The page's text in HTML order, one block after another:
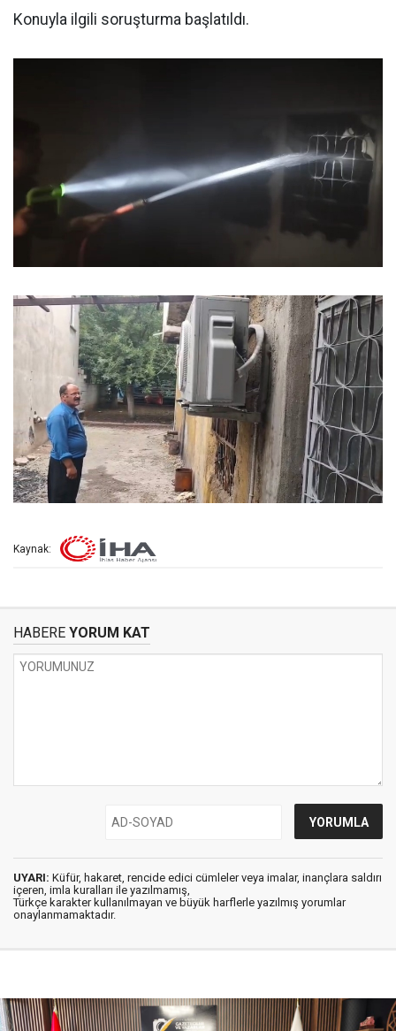
Konuyla ilgili soruşturma başlatıldı.
Kaynak:
HABERE YORUM KAT
UYARI: Küfür, hakaret, rencide edici cümleler veya imalar, inançlara saldırı
içeren, imla kuralları ile yazılmamış,
Türkçe karakter kullanılmayan ve büyük harflerle yazılmış yorumlar
onaylanmamaktadır.